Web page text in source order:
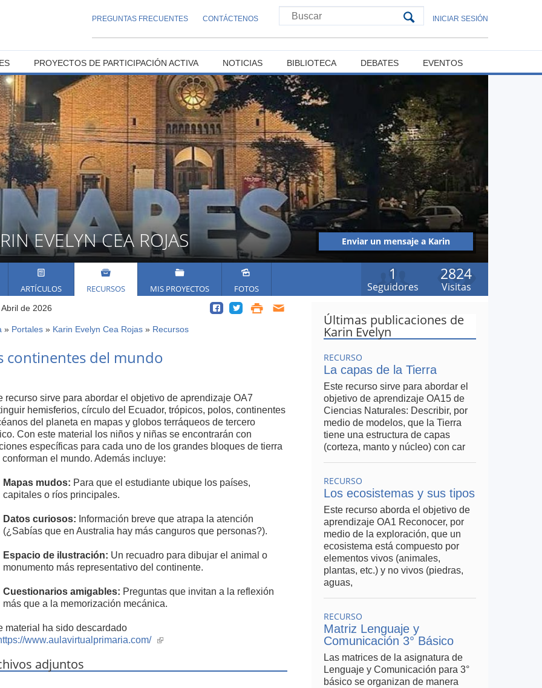
PREGUNTAS FRECUENTES CONTÁCTENOS INICIAR SESIÓN
EVELYN CEA ROJAS
Enviar un mensaje a Karin
2824
Visitas
1
Seguidores
ARTÍCULOS RECURSOS MIS PROYECTOS FOTOS
de 2026
» Portales » Karin Evelyn Cea Rojas » Recursos
continentes del mundo
recurso sirve para abordar el objetivo de aprendizaje OA7
hemisferios, círculo del Ecuador, trópicos, polos, continentes
del planeta en mapas y globos terráqueos de tercero
Con este material los niños y niñas se encontrarán con
específicas para cada uno de los grandes bloques de tierra
conforman el mundo. Además incluye:
Mapas mudos: Para que el estudiante ubique los países,
capitales o ríos principales.
Datos curiosos: Información breve que atrapa la atención
(¿Sabías que en Australia hay más canguros que personas?).
Espacio de ilustración: Un recuadro para dibujar el animal o
monumento más representativo del continente.
Cuestionarios amigables: Preguntas que invitan a la reflexión
más que a la memorización mecánica.
material ha sido descardado
www.aulavirtualprimaria.com/ (link
adjuntos
Últimas publicaciones de
Karin Evelyn
RECURSO
La capas de la Tierra
Este recurso sirve para abordar el
objetivo de aprendizaje OA15 de
Ciencias Naturales: Describir, por
medio de modelos, que la Tierra
tiene una estructura de capas
(corteza, manto y núcleo) con car
RECURSO
Los ecosistemas y sus tipos
Este recurso aborda el objetivo de
aprendizaje OA1 Reconocer, por
medio de la exploración, que un
ecosistema está compuesto por
elementos vivos (animales,
plantas, etc.) y no vivos (piedras,
aguas,
RECURSO
Matriz Lenguaje y
Comunicación 3° Básico
Las matrices de la asignatura de
Lenguaje y Comunicación para 3°
básico se organizan de manera
PROYECTOS DE PARTICIPACIÓN ACTIVA NOTICIAS BIBLIOTECA DEBATES EVENTOS